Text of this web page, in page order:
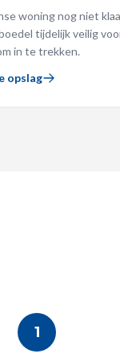
woning nog niet
tijdelijk veilig
in te trekken.
opslag
1